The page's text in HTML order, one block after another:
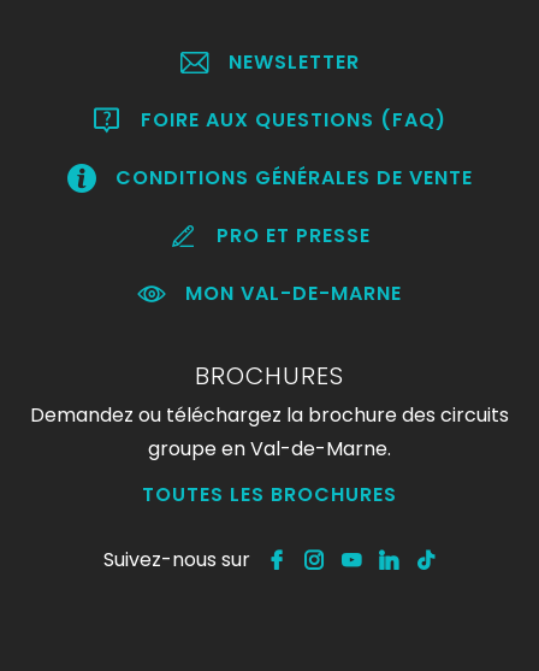
NEWSLETTER
FOIRE AUX QUESTIONS (FAQ)
CONDITIONS GÉNÉRALES DE VENTE
PRO ET PRESSE
MON VAL-DE-MARNE
BROCHURES
Demandez ou téléchargez la brochure des circuits
groupe en Val-de-Marne.
TOUTES LES BROCHURES
Suivez-nous sur